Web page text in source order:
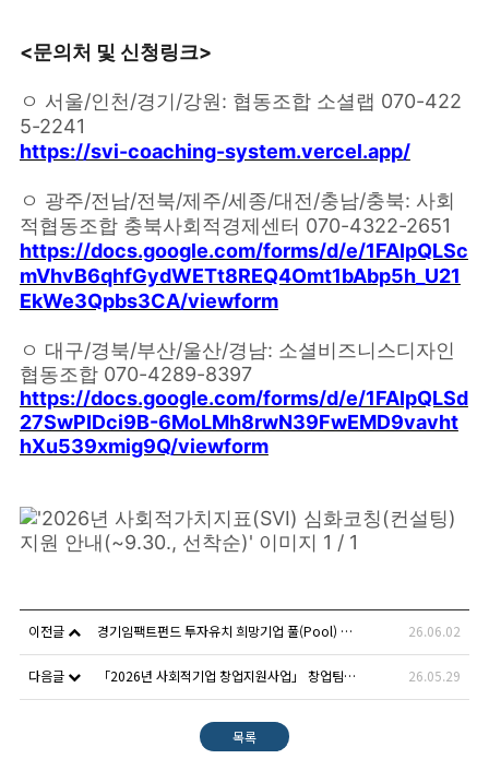
<문의처 및 신청링크>
ㅇ 서울/인천/경기/강원: 협동조합 소셜랩 070-422
5-2241
https://svi-coaching-system.vercel.app/
ㅇ 광주/전남/전북/제주/세종/대전/충남/충북: 사회
적협동조합 충북사회적경제센터 070-4322-2651
https://docs.google.com/forms/d/e/1FAIpQLSc
mVhvB6qhfGydWETt8REQ4Omt1bAbp5h_U21
EkWe3Qpbs3CA/viewform
ㅇ 대구/경북/부산/울산/경남: 소셜비즈니스디자인
협동조합 070-4289-8397
https://docs.google.com/forms/d/e/1FAIpQLSd
27SwPIDci9B-6MoLMh8rwN39FwEMD9vavht
hXu539xmig9Q/viewform
이전글 경기임팩트펀드 투자유치 희망기업 풀(Pool) 등록 모집공고 26.06.02
다음글 「2026년 사회적기업 창업지원사업」 창업팀 추가모집 공고(5.27.(수) ~ 6.9.(화) 17:00) 26.05.29
목록